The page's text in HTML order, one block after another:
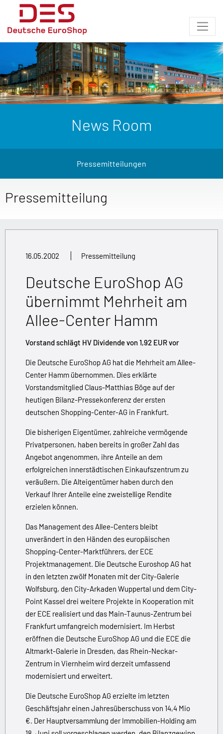
News Room
Pressemitteilungen
Pressemitteilung
16.05.2002 Pressemitteilung
Deutsche EuroShop AG
übernimmt Mehrheit am
Allee-Center Hamm
Vorstand schlägt HV Dividende von 1,92 EUR vor
Die Deutsche EuroShop AG hat die Mehrheit am Allee-
Center Hamm übernommen. Dies erklärte
Vorstandsmitglied Claus-Matthias Böge auf der
heutigen Bilanz-Pressekonferenz der ersten
deutschen Shopping-Center-AG in Frankfurt.
Die bisherigen Eigentümer, zahlreiche vermögende
Privatpersonen, haben bereits in großer Zahl das
Angebot angenommen, ihre Anteile an dem
erfolgreichen innerstädtischen Einkaufszentrum zu
veräußern. Die Alteigentümer haben durch den
Verkauf Ihrer Anteile eine zweistellige Rendite
erzielen können.
Das Management des Allee-Centers bleibt
unverändert in den Händen des europäischen
Shopping-Center-Marktführers, der ECE
Projektmanagement. Die Deutsche Euroshop AG hat
in den letzten zwölf Monaten mit der City-Galerie
Wolfsburg, den City-Arkaden Wuppertal und dem City-
Point Kassel drei weitere Projekte in Kooperation mit
der ECE realisiert und das Main-Taunus-Zentrum bei
Frankfurt umfangreich modernisiert. Im Herbst
eröffnen die Deutsche EuroShop AG und die ECE die
Altmarkt-Galerie in Dresden, das Rhein-Neckar-
Zentrum in Viernheim wird derzeit umfassend
modernisiert und erweitert.
Die Deutsche EuroShop AG erzielte im letzten
Geschäftsjahr einen Jahresüberschuss von 14,4 Mio
€. Der Hauptversammlung der Immobilien-Holding am